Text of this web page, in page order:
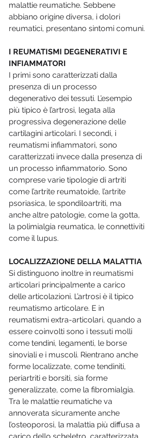
malattie reumatiche. Sebbene
abbiano origine diversa, i dolori
reumatici, presentano sintomi comuni.
I REUMATISMI DEGENERATIVI E
INFIAMMATORI
I primi sono caratterizzati dalla
presenza di un processo
degenerativo dei tessuti. L’esempio
più tipico è l’artrosi, legata alla
progressiva degenerazione delle
cartilagini articolari. I secondi, i
reumatismi infiammatori, sono
caratterizzati invece dalla presenza di
un processo infiammatorio. Sono
comprese varie tipologie di artriti
come l’artrite reumatoide, l’artrite
psoriasica, le spondiloartriti, ma
anche altre patologie, come la gotta,
la polimialgia reumatica, le connettiviti
come il lupus.
LOCALIZZAZIONE DELLA MALATTIA
Si distinguono inoltre in reumatismi
articolari principalmente a carico
delle articolazioni. L’artrosi è il tipico
reumatismo articolare. E in
reumatismi extra-articolari, quando a
essere coinvolti sono i tessuti molli
come tendini, legamenti, le borse
sinoviali e i muscoli. Rientrano anche
forme localizzate, come tendiniti,
periartriti e borsiti, sia forme
generalizzate, come la fibromialgia.
Tra le malattie reumatiche va
annoverata sicuramente anche
l’osteoporosi, la malattia più diffusa a